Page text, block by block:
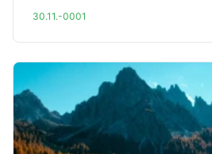
30.11.-0001